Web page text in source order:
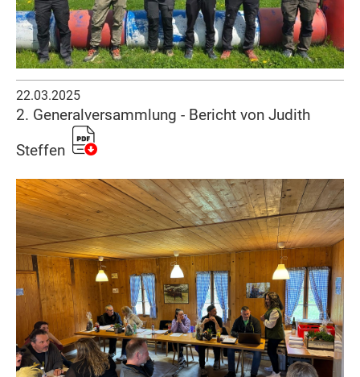
22.03.2025
2. Generalversammlung - Bericht von Judith
Steffen